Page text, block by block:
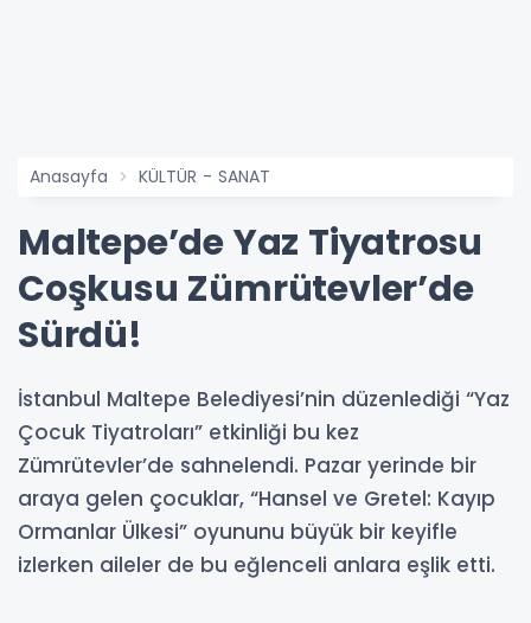
Anasayfa KÜLTÜR - SANAT
Maltepe’de Yaz Tiyatrosu
Coşkusu Zümrütevler’de
Sürdü!
İstanbul Maltepe Belediyesi’nin düzenlediği “Yaz
Çocuk Tiyatroları” etkinliği bu kez
Zümrütevler’de sahnelendi. Pazar yerinde bir
araya gelen çocuklar, “Hansel ve Gretel: Kayıp
Ormanlar Ülkesi” oyununu büyük bir keyifle
izlerken aileler de bu eğlenceli anlara eşlik etti.